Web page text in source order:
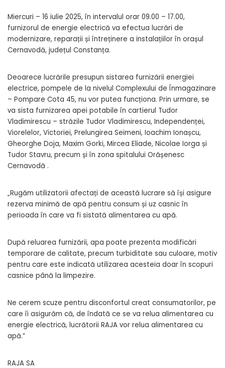
Miercuri – 16 iulie 2025, în intervalul orar 09.00 – 17.00,
furnizorul de energie electrică va efectua lucrări de
modernizare, reparații și întreținere a instalațiilor în orașul
Cernavodă, județul Constanța.
Deoarece lucrările presupun sistarea furnizării energiei
electrice, pompele de la nivelul Complexului de Înmagazinare
– Pompare Cota 45, nu vor putea funcționa. Prin urmare, se
va sista furnizarea apei potabile în cartierul Tudor
Vladimirescu – străzile Tudor Vladimirescu, Independenței,
Viorelelor, Victoriei, Prelungirea Seimeni, Ioachim Ionașcu,
Gheorghe Doja, Maxim Gorki, Mircea Eliade, Nicolae Iorga și
Tudor Stavru, precum și în zona spitalului Orășenesc
Cernavodă .
„Rugăm utilizatorii afectați de această lucrare să își asigure
rezerva minimă de apă pentru consum și uz casnic în
perioada în care va fi sistată alimentarea cu apă.
După reluarea furnizării, apa poate prezenta modificări
temporare de calitate, precum turbiditate sau culoare, motiv
pentru care este indicată utilizarea acesteia doar în scopuri
casnice până la limpezire.
Ne cerem scuze pentru disconfortul creat consumatorilor, pe
care îi asigurăm că, de îndată ce se va relua alimentarea cu
energie electrică, lucrătorii RAJA vor relua alimentarea cu
apă.”
RAJA SA